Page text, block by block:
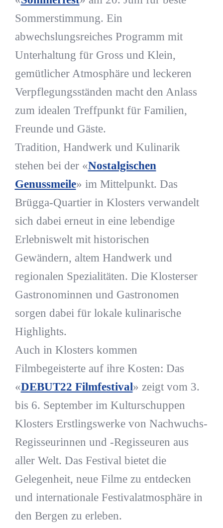
Sommerstimmung. Ein
abwechslungsreiches Programm mit
Unterhaltung für Gross und Klein,
gemütlicher Atmosphäre und leckeren
Verpflegungsständen macht den Anlass
zum idealen Treffpunkt für Familien,
Freunde und Gäste.
Tradition, Handwerk und Kulinarik
stehen bei der «Nostalgischen
Genussmeile» im Mittelpunkt. Das
Brügga-Quartier in Klosters verwandelt
sich dabei erneut in eine lebendige
Erlebniswelt mit historischen
Gewändern, altem Handwerk und
regionalen Spezialitäten. Die Klosterser
Gastronominnen und Gastronomen
sorgen dabei für lokale kulinarische
Highlights.
Auch in Klosters kommen
Filmbegeisterte auf ihre Kosten: Das
«DEBUT22 Filmfestival» zeigt vom 3.
bis 6. September im Kulturschuppen
Klosters Erstlingswerke von Nachwuchs-
Regisseurinnen und -Regisseuren aus
aller Welt. Das Festival bietet die
Gelegenheit, neue Filme zu entdecken
und internationale Festivalatmosphäre in
den Bergen zu erleben.